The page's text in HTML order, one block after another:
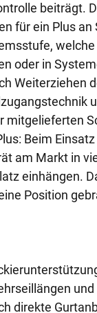
beiträgt.
für ein Plus
oder in
Weiterziehen
mitgelieferten
Beim
am Markt in
einhängen.
Position
direkte